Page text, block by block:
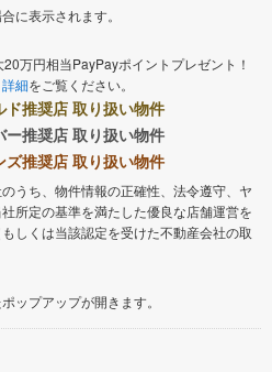
に表示されます。
万円相当PayPayポイントプレゼント！
細をご覧ください。
ド推奨店 取り扱い物件
ー推奨店 取り扱い物件
ズ推奨店 取り扱い物件
うち、物件情報の正確性、法令遵守、ヤ
所定の基準を満たした優良な店舗運営を
しくは当該認定を受けた不動産会社の取
ップアップが開きます。